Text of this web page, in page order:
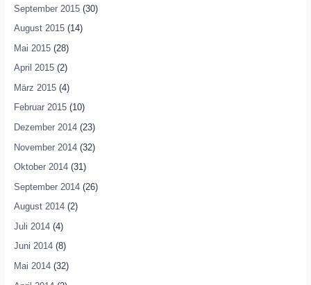
September 2015(30)
August 2015(14)
Mai 2015(28)
April 2015(2)
März 2015(4)
Februar 2015(10)
Dezember 2014(23)
November 2014(32)
Oktober 2014(31)
September 2014(26)
August 2014(2)
Juli 2014(4)
Juni 2014(8)
Mai 2014(32)